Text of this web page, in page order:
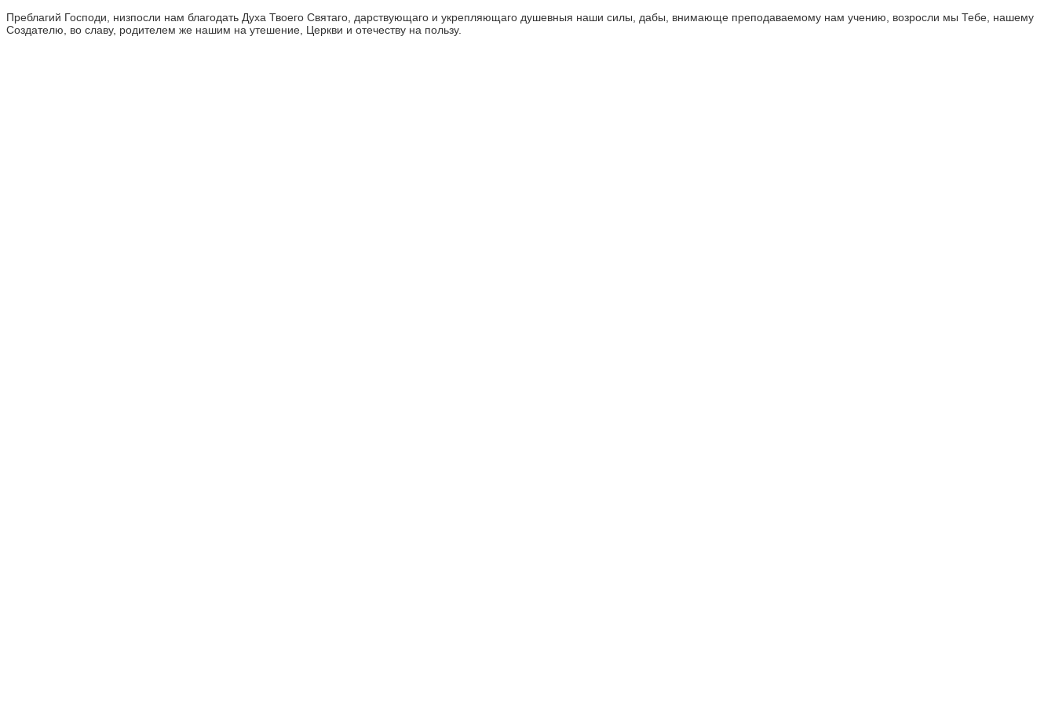
Преблагий Господи, низпосли нам благодать Духа Твоего Святаго, дарствующаго и укрепляющаго душевныя наши силы, дабы, внимающе преподаваемому нам учению, возросли мы Тебе, нашему
Создателю, во славу, родителем же нашим на утешение, Церкви и отечеству на пользу.